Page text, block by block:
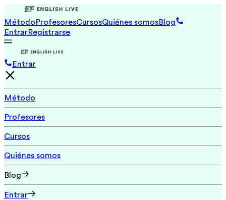
MétodoProfesoresCursosQuiénes somosBlog
EntrarRegistrarse
Entrar
Método
Profesores
Cursos
Quiénes somos
Blog
Entrar